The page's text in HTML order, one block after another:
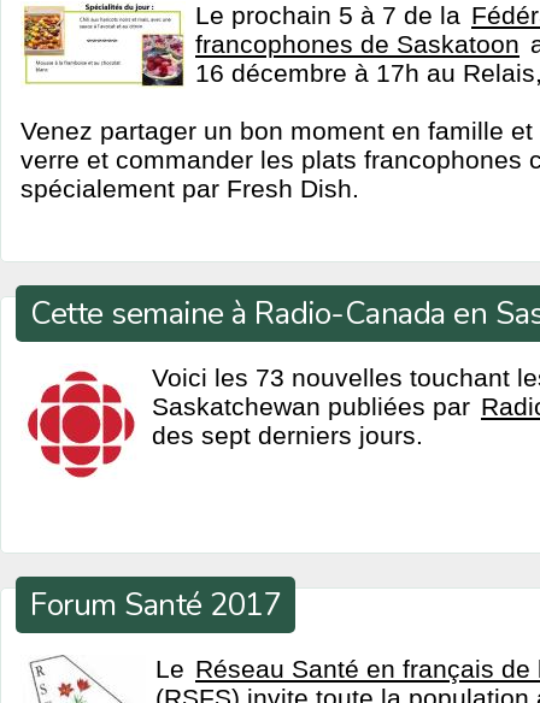
Le prochain 5 à 7 de la
francophones de Saskatoon
16 décembre à 17h au
Venez partager un bon moment en famille
verre et commander les plats francophones
spécialement par Fresh Dish.
Cette semaine à Radio-Canada en
Voici les 73 nouvelles touchant
Saskatchewan publiées par
des sept derniers jours.
Forum Santé 2017
Le Réseau Santé en français